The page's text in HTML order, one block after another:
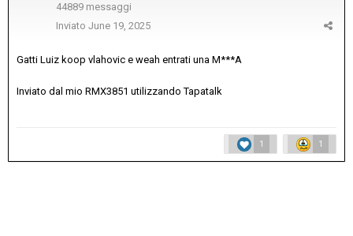
44889 messaggi
Inviato June 19, 2025
Gatti Luiz koop vlahovic e weah entrati una M***A
Inviato dal mio RMX3851 utilizzando Tapatalk
1 1